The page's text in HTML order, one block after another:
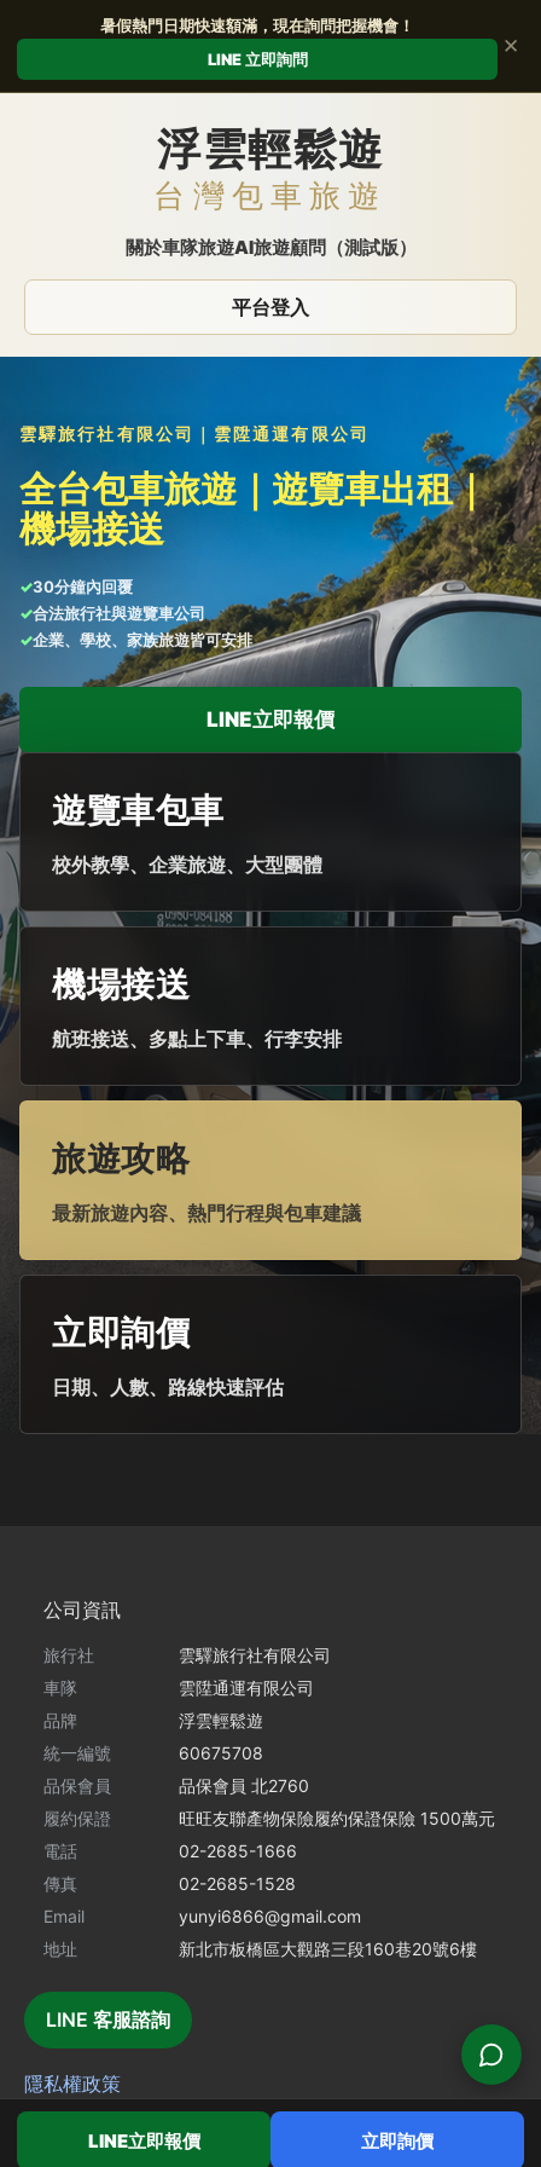
暑假熱門日期快速額滿，現在詢問把握機會！
LINE 立即詢問
✕
浮雲輕鬆遊
台灣包車旅遊
關於車隊旅遊AI旅遊顧問（測試版）
平台登入
雲驛旅行社有限公司 ｜ 雲陞通運有限公司
全台包車旅遊｜遊覽車出租｜
機場接送
✓30分鐘內回覆
✓合法旅行社與遊覽車公司
✓企業、學校、家族旅遊皆可安排
LINE立即報價
遊覽車包車
校外教學、企業旅遊、大型團體
機場接送
航班接送、多點上下車、行李安排
旅遊攻略
最新旅遊內容、熱門行程與包車建議
立即詢價
日期、人數、路線快速評估
公司資訊
旅行社
雲驛旅行社有限公司
車隊
雲陞通運有限公司
品牌
浮雲輕鬆遊
統一編號
60675708
品保會員
品保會員 北2760
履約保證
旺旺友聯產物保險履約保證保險 1500萬元
電話
02-2685-1666
傳真
02-2685-1528
Email
yunyi6866@gmail.com
地址
新北市板橋區大觀路三段160巷20號6樓
LINE 客服諮詢
隱私權政策
雲驛旅行社有限公司 ｜All rights reserved.
LINE立即報價 立即詢價